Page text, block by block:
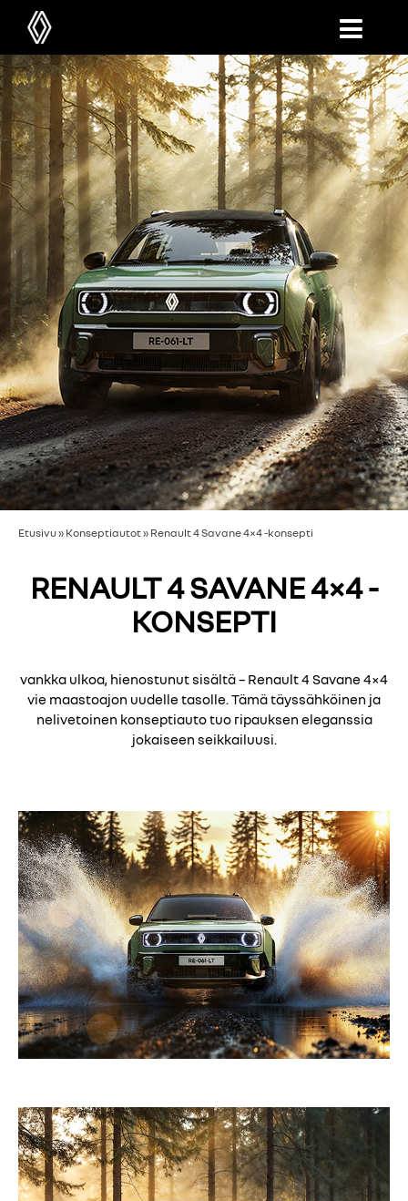
Etusivu» Konseptiautot» Renault 4 Savane 4×4 -konsepti
RENAULT 4 SAVANE 4×4 -
KONSEPTI
vankka ulkoa, hienostunut sisältä – Renault 4 Savane 4×4
vie maastoajon uudelle tasolle. Tämä täyssähköinen ja
nelivetoinen konseptiauto tuo ripauksen eleganssia
jokaiseen seikkailuusi.